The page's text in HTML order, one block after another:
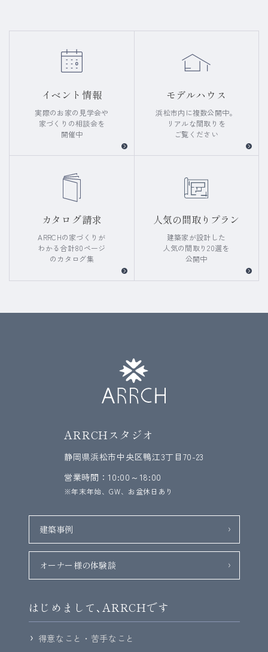
イベント情報
実際のお家の見学会や
家づくりの相談会を
開催中
モデルハウス
浜松市内に複数公開中。
リアルな間取りを
ご覧ください
カタログ請求
ARRCHの家づくりが
わかる合計80ページ
のカタログ集
人気の間取りプラン
建築家が設計した
人気の間取り20選を
公開中
ARRCHスタジオ
静岡県浜松市中央区鴨江3丁目70-23
営業時間：10:00～18:00
※年末年始、GW、お盆休日あり
建築事例
オーナー様の体験談
はじめまして､ARRCHです
得意なこと・苦手なこと